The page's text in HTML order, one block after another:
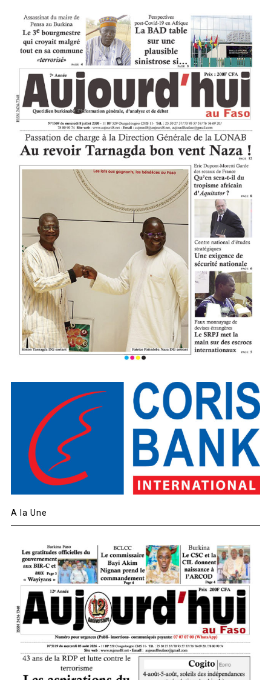
A la Une